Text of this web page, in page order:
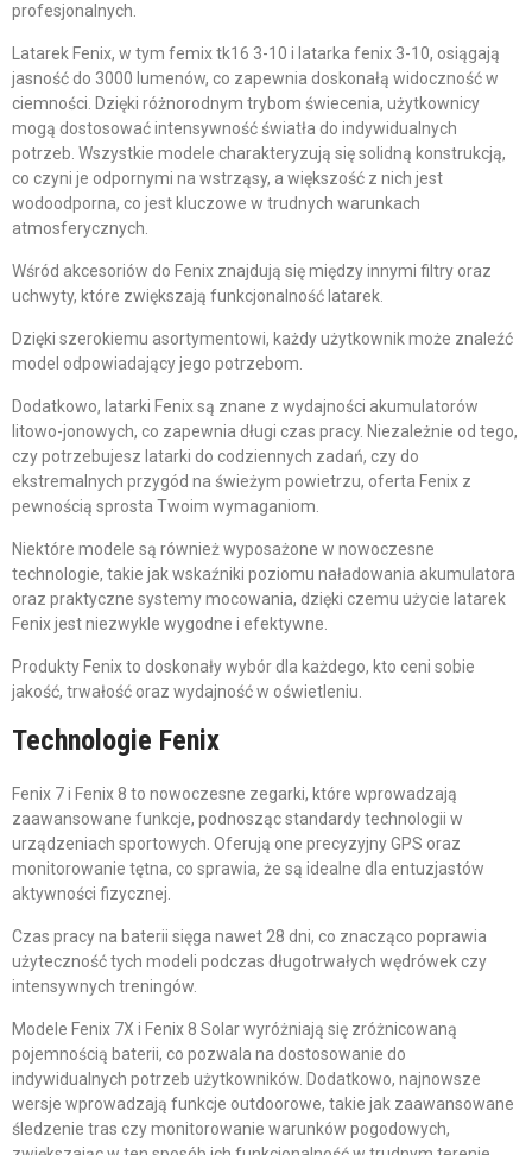
profesjonalnych.
Latarek Fenix, w tym femix tk16 3-10 i latarka fenix 3-10, osiągają
jasność do 3000 lumenów, co zapewnia doskonałą widoczność w
ciemności. Dzięki różnorodnym trybom świecenia, użytkownicy
mogą dostosować intensywność światła do indywidualnych
potrzeb. Wszystkie modele charakteryzują się solidną konstrukcją,
co czyni je odpornymi na wstrząsy, a większość z nich jest
wodoodporna, co jest kluczowe w trudnych warunkach
atmosferycznych.
Wśród akcesoriów do Fenix znajdują się między innymi filtry oraz
uchwyty, które zwiększają funkcjonalność latarek.
Dzięki szerokiemu asortymentowi, każdy użytkownik może znaleźć
model odpowiadający jego potrzebom.
Dodatkowo, latarki Fenix są znane z wydajności akumulatorów
litowo-jonowych, co zapewnia długi czas pracy. Niezależnie od tego,
czy potrzebujesz latarki do codziennych zadań, czy do
ekstremalnych przygód na świeżym powietrzu, oferta Fenix z
pewnością sprosta Twoim wymaganiom.
Niektóre modele są również wyposażone w nowoczesne
technologie, takie jak wskaźniki poziomu naładowania akumulatora
oraz praktyczne systemy mocowania, dzięki czemu użycie latarek
Fenix jest niezwykle wygodne i efektywne.
Produkty Fenix to doskonały wybór dla każdego, kto ceni sobie
jakość, trwałość oraz wydajność w oświetleniu.
Technologie Fenix
Fenix 7 i Fenix 8 to nowoczesne zegarki, które wprowadzają
zaawansowane funkcje, podnosząc standardy technologii w
urządzeniach sportowych. Oferują one precyzyjny GPS oraz
monitorowanie tętna, co sprawia, że są idealne dla entuzjastów
aktywności fizycznej.
Czas pracy na baterii sięga nawet 28 dni, co znacząco poprawia
użyteczność tych modeli podczas długotrwałych wędrówek czy
intensywnych treningów.
Modele Fenix 7X i Fenix 8 Solar wyróżniają się zróżnicowaną
pojemnością baterii, co pozwala na dostosowanie do
indywidualnych potrzeb użytkowników. Dodatkowo, najnowsze
wersje wprowadzają funkcje outdoorowe, takie jak zaawansowane
śledzenie tras czy monitorowanie warunków pogodowych,